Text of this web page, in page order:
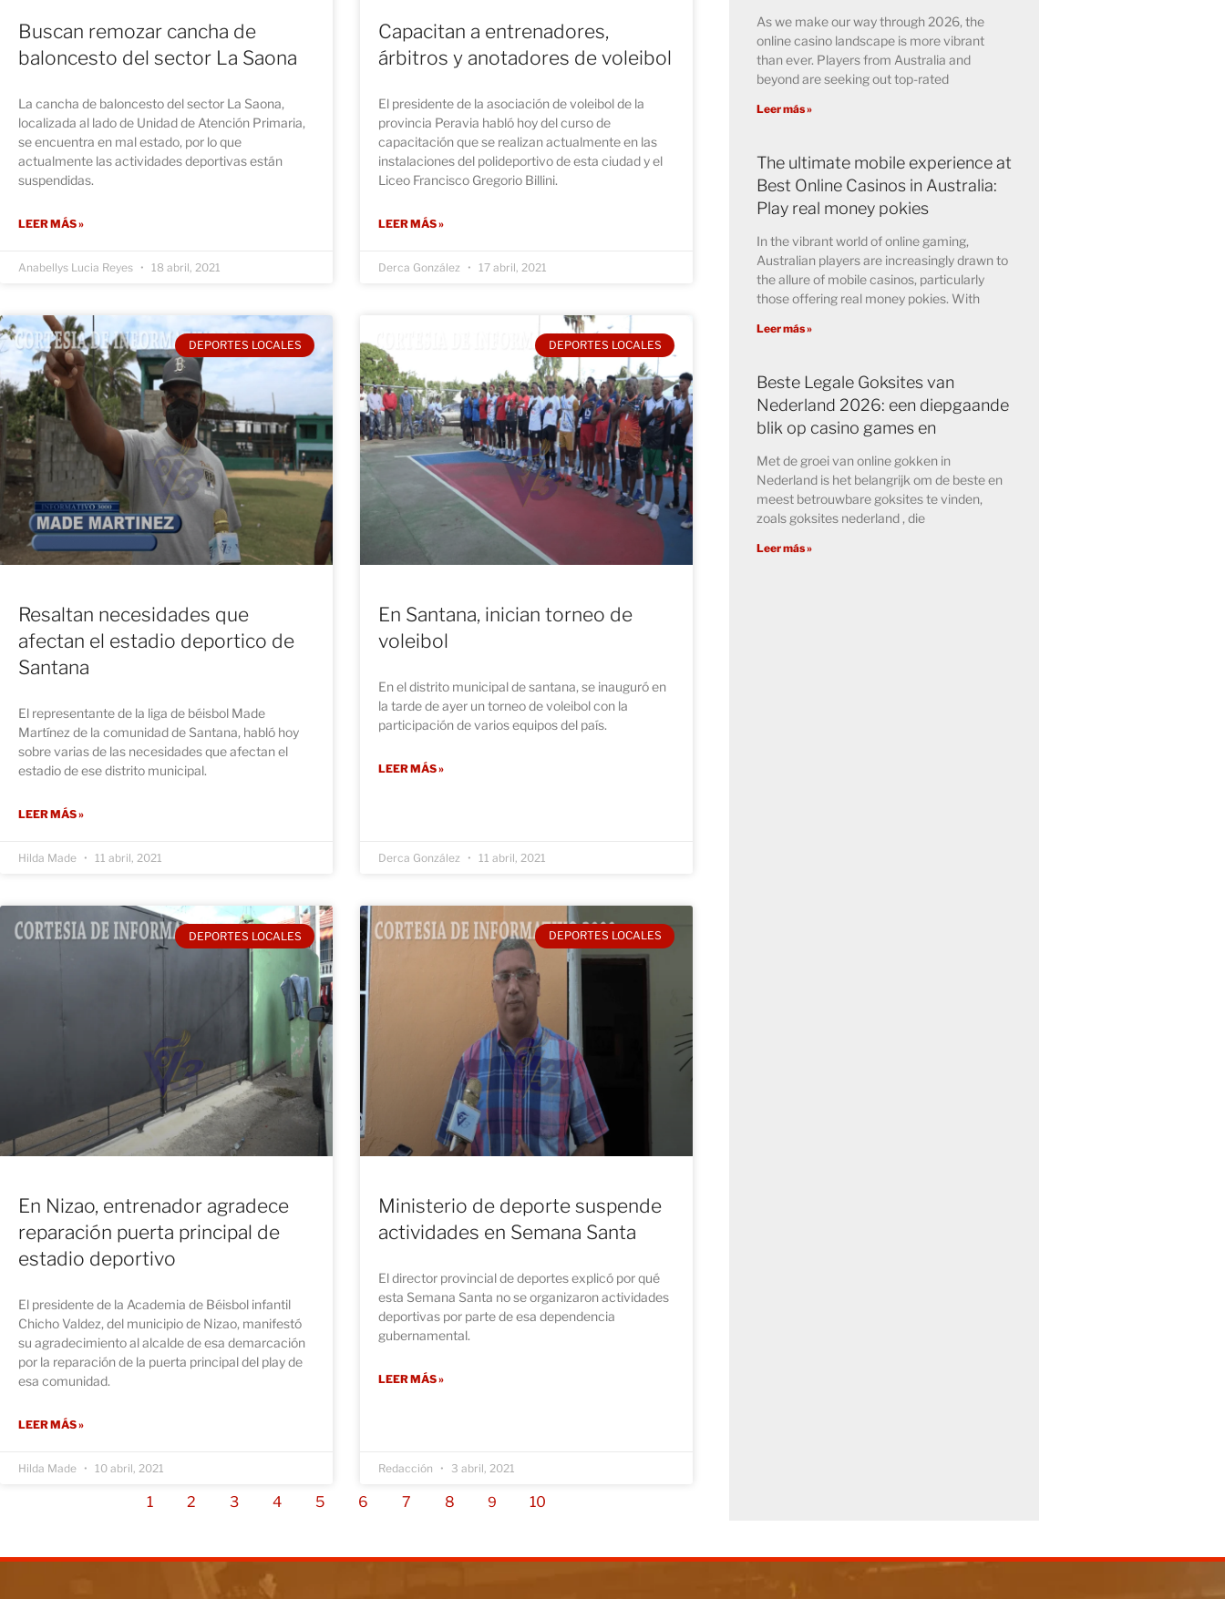
Buscan remozar cancha de
baloncesto del sector La Saona
La cancha de baloncesto del sector La Saona,
localizada al lado de Unidad de Atención Primaria,
se encuentra en mal estado, por lo que
actualmente las actividades deportivas están
suspendidas.
LEER MÁS »
Anabellys Lucia Reyes 18 abril, 2021
Capacitan a entrenadores,
árbitros y anotadores de voleibol
El presidente de la asociación de voleibol de la
provincia Peravia habló hoy del curso de
capacitación que se realizan actualmente en las
instalaciones del polideportivo de esta ciudad y el
Liceo Francisco Gregorio Billini.
LEER MÁS »
Derca González 17 abril, 2021
DEPORTES LOCALES
Resaltan necesidades que
afectan el estadio deportico de
Santana
El representante de la liga de béisbol Made
Martínez de la comunidad de Santana, habló hoy
sobre varias de las necesidades que afectan el
estadio de ese distrito municipal.
LEER MÁS »
Hilda Made 11 abril, 2021
DEPORTES LOCALES
En Santana, inician torneo de
voleibol
En el distrito municipal de santana, se inauguró en
la tarde de ayer un torneo de voleibol con la
participación de varios equipos del país.
LEER MÁS »
Derca González 11 abril, 2021
DEPORTES LOCALES
En Nizao, entrenador agradece
reparación puerta principal de
estadio deportivo
El presidente de la Academia de Béisbol infantil
Chicho Valdez, del municipio de Nizao, manifestó
su agradecimiento al alcalde de esa demarcación
por la reparación de la puerta principal del play de
esa comunidad.
LEER MÁS »
Hilda Made 10 abril, 2021
DEPORTES LOCALES
Ministerio de deporte suspende
actividades en Semana Santa
El director provincial de deportes explicó por qué
esta Semana Santa no se organizaron actividades
deportivas por parte de esa dependencia
gubernamental.
LEER MÁS »
Redacción 3 abril, 2021
1 2 3 4 5 6 7 8 9 10
As we make our way through 2026, the
online casino landscape is more vibrant
than ever. Players from Australia and
beyond are seeking out top-rated
Leer más »
The ultimate mobile experience at
Best Online Casinos in Australia:
Play real money pokies
In the vibrant world of online gaming,
Australian players are increasingly drawn to
the allure of mobile casinos, particularly
those offering real money pokies. With
Leer más »
Beste Legale Goksites van
Nederland 2026: een diepgaande
blik op casino games en
Met de groei van online gokken in
Nederland is het belangrijk om de beste en
meest betrouwbare goksites te vinden,
zoals goksites nederland , die
Leer más »